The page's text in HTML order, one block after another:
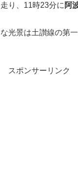
り、11時23分に 阿
光景は土讃線の第
スポンサーリンク